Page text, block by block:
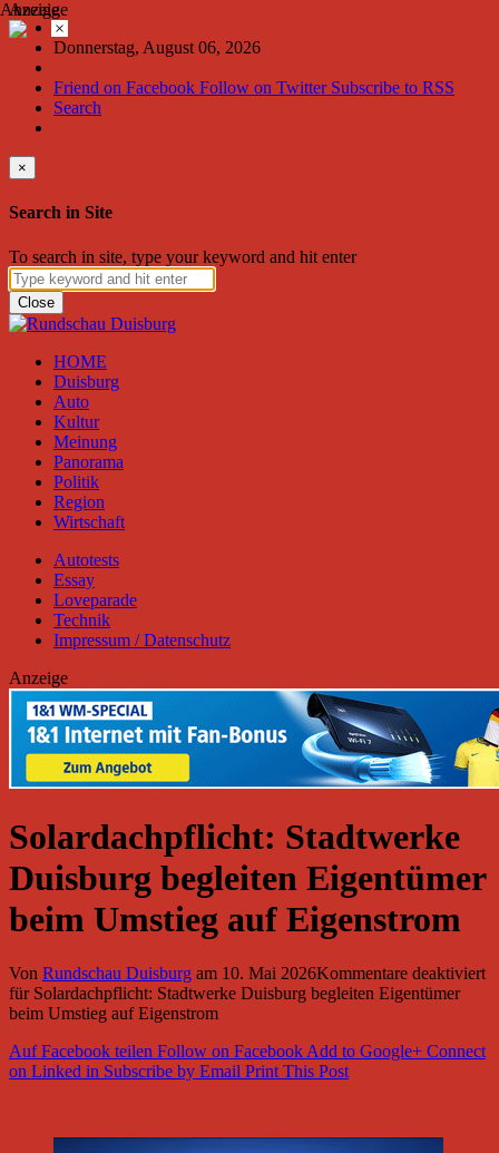
Donnerstag, August 06, 2026
Friend on Facebook Follow on Twitter Subscribe to RSS
Search
×
Search in Site
To search in site, type your keyword and hit enter
Close
HOME
Duisburg
Auto
Kultur
Meinung
Panorama
Politik
Region
Wirtschaft
Autotests
Essay
Loveparade
Technik
Impressum / Datenschutz
Anzeige
Solardachpflicht: Stadtwerke
Duisburg begleiten Eigentümer
beim Umstieg auf Eigenstrom
Von Rundschau Duisburg am 10. Mai 2026Kommentare deaktiviert
für Solardachpflicht: Stadtwerke Duisburg begleiten Eigentümer
beim Umstieg auf Eigenstrom
Auf Facebook teilen Follow on FacebookAdd to Google+ Connect
on Linked in Subscribe by Email Print This Post
Anzeige
×
Anzeige